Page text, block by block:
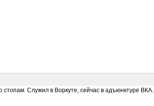
Служил в Воркуте, сейчас в адъюнктуре ВКА.